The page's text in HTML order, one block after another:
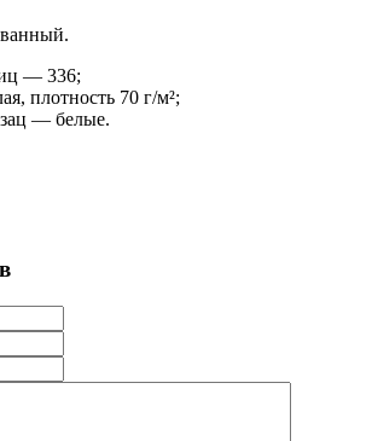
— 336;
плотность 70 г/м²;
— белые.